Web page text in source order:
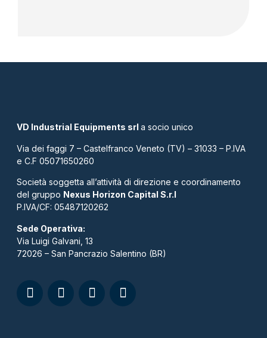
VD Industrial Equipments srl a socio unico
Via dei faggi 7 – Castelfranco Veneto (TV) – 31033 – P.IVA
e C.F 05071650260
Società soggetta all’attività di direzione e coordinamento
del gruppo Nexus Horizon Capital S.r.l
P.IVA/CF: 05487120262​
Sede Operativa:
Via Luigi Galvani, 13
72026 – San Pancrazio Salentino (BR)